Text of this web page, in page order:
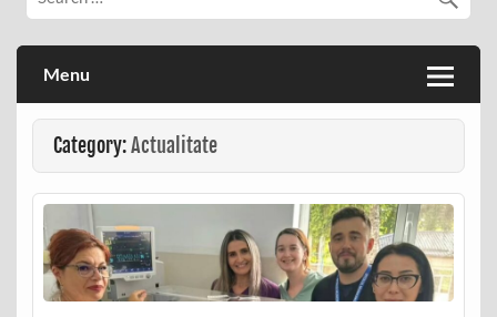
Menu
Category:Actualitate